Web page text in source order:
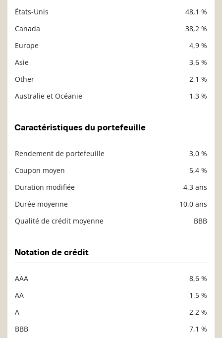
États-Unis
48,1 %
Canada
38,2 %
Europe
4,9 %
Asie
3,6 %
Other
2,1 %
Australie et Océanie
1,3 %
Caractéristiques du portefeuille
Rendement de portefeuille
3,0 %
Coupon moyen
5,4 %
Duration modifiée
4,3 ans
Durée moyenne
10,0 ans
Qualité de crédit moyenne
BBB
Notation de crédit
AAA
8,6 %
AA
1,5 %
A
2,2 %
BBB
7,1 %